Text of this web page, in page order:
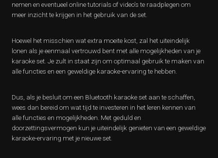
nemen en eventueel online tutorials of video’s te raadplegen om
meer inzicht te krijgen in het gebruik van de set.
Hoewel het misschien wat extra moeite kost, zal het uiteindelijk
lonen als je eenmaal vertrouwd bent met alle mogelijkheden van je
karaoke set. Je zult in staat zijn om optimaal gebruik te maken van
alle functies en een geweldige karaoke-ervaring te hebben.
Dus, als je besluit om een Bluetooth karaoke set aan te schaffen,
wees dan bereid om wat tijd te investeren in het leren kennen van
alle functies en mogelijkheden. Met geduld en
doorzettingsvermogen kun je uiteindelijk genieten van een geweldige
karaoke-ervaring met je nieuwe set.